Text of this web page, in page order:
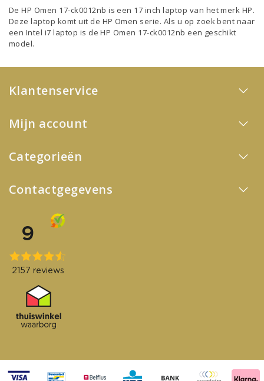
De HP Omen 17-ck0012nb is een 17 inch laptop van het merk HP.
Deze laptop komt uit de HP Omen serie. Als u op zoek bent naar
een Intel i7 laptop is de HP Omen 17-ck0012nb een geschikt
model.
Klantenservice
Mijn account
Categorieën
Contactgegevens